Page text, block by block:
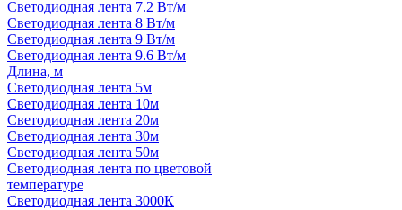
Светодиодная лента 7.2 Вт/м
Светодиодная лента 8 Вт/м
Светодиодная лента 9 Вт/м
Светодиодная лента 9.6 Вт/м
Длина, м
Светодиодная лента 5м
Светодиодная лента 10м
Светодиодная лента 20м
Светодиодная лента 30м
Светодиодная лента 50м
Светодиодная лента по цветовой
температуре
Светодиодная лента 3000К